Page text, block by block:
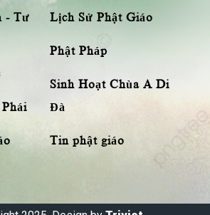
- Tư
Lịch Sử Phật Giáo
Phật Pháp
Sinh Hoạt Chùa A Di
Đà
Tin phật giáo